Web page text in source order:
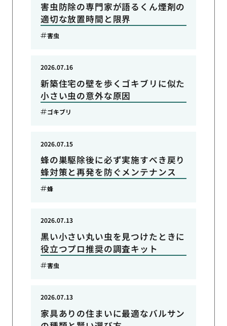
害虫防除の専門家が語るくん煙剤の
適切な放置時間と限界
害虫
新築住宅の壁を歩くゴキブリに似た
小さい虫の意外な原因
2026.07.16
ゴキブリ
蜂の巣駆除後に必ず実施すべき戻り
蜂対策と再発を防ぐメンテナンス
2026.07.15
蜂
黒い小さい丸い虫を見つけたときに
役立つプロ推奨の調査キット
2026.07.13
害虫
家具ありの住まいに最適なバルサン
2026.07.13